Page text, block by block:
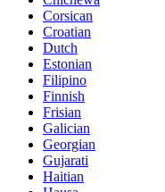
Corsican
Croatian
Dutch
Estonian
Filipino
Finnish
Frisian
Galician
Georgian
Gujarati
Haitian